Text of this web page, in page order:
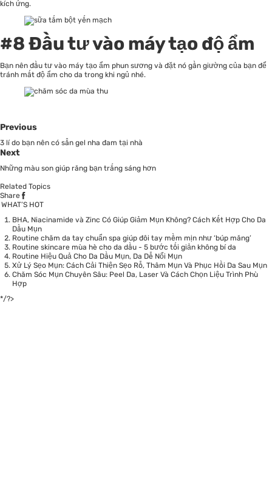
kích ứng.
#8 Đầu tư vào máy tạo độ ẩm
Bạn nên đầu tư vào máy tạo ẩm phun sương và đặt nó gần giường của bạn để
tránh mất độ ẩm cho da trong khi ngủ nhé.
Previous
3 lí do bạn nên có sẵn gel nha đam tại nhà
Next
Những màu son giúp răng bạn trắng sáng hơn
Related Topics
Share
WHAT’S HOT
BHA, Niacinamide và Zinc Có Giúp Giảm Mụn Không? Cách Kết Hợp Cho Da
Dầu Mụn
Routine chăm da tay chuẩn spa giúp đôi tay mềm mịn như ‘búp măng’
Routine skincare mùa hè cho da dầu - 5 bước tối giản không bí da
Routine Hiệu Quả Cho Da Dầu Mụn, Da Dễ Nổi Mụn
Xử Lý Sẹo Mụn: Cách Cải Thiện Sẹo Rỗ, Thâm Mụn Và Phục Hồi Da Sau Mụn
Chăm Sóc Mụn Chuyên Sâu: Peel Da, Laser Và Cách Chọn Liệu Trình Phù
Hợp
*/?>